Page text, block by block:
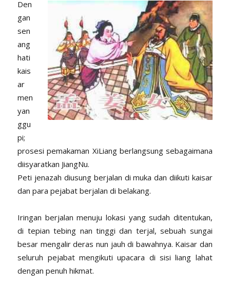
Den
gan
sen
ang
hati
kais
ar
men
yan
ggu
pi;
prosesi pemakaman XiLiang berlangsung sebagaimana
diisyaratkan JiangNu.
Peti jenazah diusung berjalan di muka dan diikuti kaisar
dan para pejabat berjalan di belakang.
Iringan berjalan menuju lokasi yang sudah ditentukan,
di tepian tebing nan tinggi dan terjal, sebuah sungai
besar mengalir deras nun jauh di bawahnya. Kaisar dan
seluruh pejabat mengikuti upacara di sisi liang lahat
dengan penuh hikmat.